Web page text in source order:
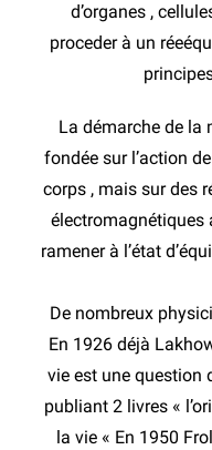
d’organes ,
proceder à un
La démarche de la
fondée sur l’action
corps , mais sur des
électromagnétiques
ramener à l’état
De nombreux
En 1926 déjà
vie est une question
publiant 2 livres «
la vie « En 1950